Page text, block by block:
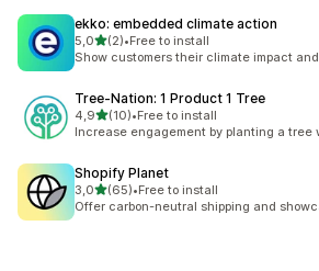
ekko: embedded climate action
5,0de 5 estrelas
(2)
2 total de avaliações
•Free to install
Show customers their climate impact
Tree‑Nation: 1 Product 1 Tree
4,9de 5 estrelas
(10)
10 total de avaliações
•Free to install
Increase engagement by planting a tree
Shopify Planet
3,0de 5 estrelas
(65)
65 total de avaliações
•Free to install
Offer carbon-neutral shipping and